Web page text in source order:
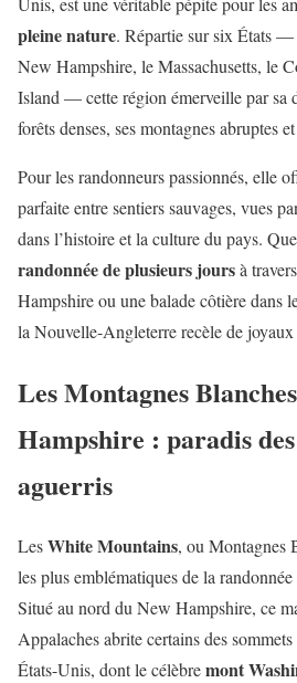
pleine nature. Répartie sur six États
New Hampshire, le Massachusetts, le
Island — cette région émerveille par sa
forêts denses, ses montagnes abruptes
Pour les randonneurs passionnés, elle
parfaite entre sentiers sauvages, vues
dans l’histoire et la culture du pays.
randonnée de plusieurs joursà
Hampshire ou une balade côtière dans
la Nouvelle-Angleterre recèle de
Les Montagnes
Hampshire : paradis
aguerris
LesWhite Mountains, ou Montagnes
les plus emblématiques de la
Situé au nord du New Hampshire, ce
Appalaches abrite certains des
États-Unis, dont le célèbremont